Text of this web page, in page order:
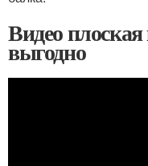
Видео
выгодно